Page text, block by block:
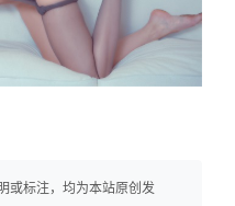
或标注，均为本站原创发